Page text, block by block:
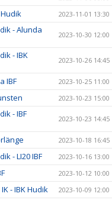
2023-11-01 13:30
- Alunda
2023-10-30 12:00
- IBK
2023-10-26 14:45
IBF 2023-10-25 11:00
2023-10-23 15:00
- IBF
2023-10-23 14:45
2023-10-18 16:45
- LI20 IBF 2023-10-16 13:00
2023-10-12 10:00
- IBK Hudik 2023-10-09 12:00